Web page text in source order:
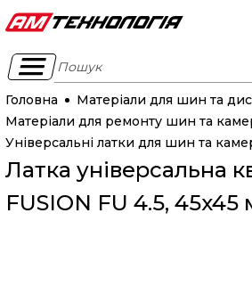
Пошук
Головна
Матеріали для шин та
Матеріали для ремонту шин та
Універсальні латки для шин та
Латка універсальна
FUSION FU 4.5, 45x45